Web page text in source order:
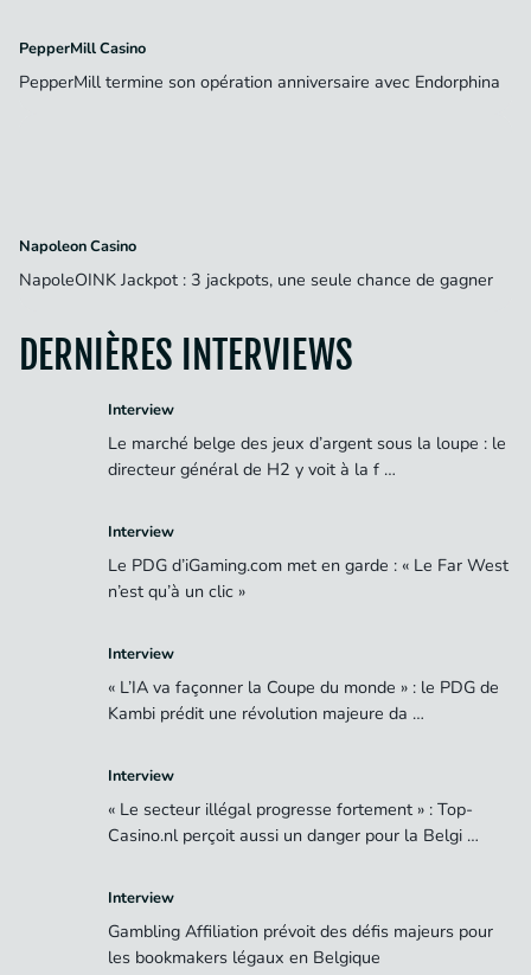
PepperMill Casino
PepperMill termine son opération anniversaire avec Endorphina
Napoleon Casino
NapoleOINK Jackpot : 3 jackpots, une seule chance de gagner
DERNIÈRES INTERVIEWS
Interview
Le marché belge des jeux d’argent sous la loupe : le
directeur général de H2 y voit à la f …
Interview
Le PDG d’iGaming.com met en garde : « Le Far West
n’est qu’à un clic »
Interview
« L’IA va façonner la Coupe du monde » : le PDG de
Kambi prédit une révolution majeure da …
Interview
« Le secteur illégal progresse fortement » : Top-
Casino.nl perçoit aussi un danger pour la Belgi …
Interview
Gambling Affiliation prévoit des défis majeurs pour
les bookmakers légaux en Belgique